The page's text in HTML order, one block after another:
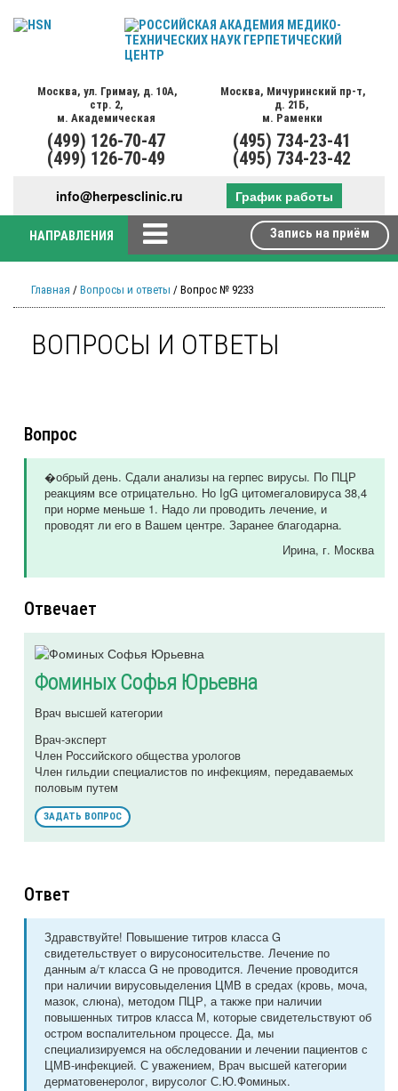
Москва, ул. Гримау, д. 10А,
стр. 2,
м. Академическая
(499) 126-70-47
(499) 126-70-49
Москва, Мичуринский пр-т,
д. 21Б,
м. Раменки
(495) 734-23-41
(495) 734-23-42
info@herpesclinic.ru График работы
НАПРАВЛЕНИЯ Запись на приём
Главная / Вопросы и ответы / Вопрос № 9233
ВОПРОСЫ И ОТВЕТЫ
Вопрос
�обрый день. Сдали анализы на герпес вирусы. По ПЦР
реакциям все отрицательно. Но IgG цитомегаловируса 38,4
при норме меньше 1. Надо ли проводить лечение, и
проводят ли его в Вашем центре. Заранее благодарна.
Ирина, г. Москва
Отвечает
Фоминых Софья Юрьевна
Врач высшей категории
Врач-эксперт
Член Российского общества урологов
Член гильдии специалистов по инфекциям, передаваемых
половым путем
ЗАДАТЬ ВОПРОС
Ответ
Здравствуйте! Повышение титров класса G
свидетельствует о вирусоносительстве. Лечение по
данным а/т класса G не проводится. Лечение проводится
при наличии вирусовыделения ЦМВ в средах (кровь, моча,
мазок, слюна), методом ПЦР, а также при наличии
повышенных титров класса М, которые свидетельствуют об
остром воспалительном процессе. Да, мы
специализируемся на обследовании и лечении пациентов с
ЦМВ-инфекцией. С уважением, Врач высшей категории
дерматовенеролог, вирусолог С.Ю.Фоминых.